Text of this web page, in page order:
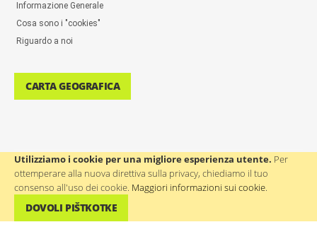
Utilizziamo i cookie per una migliore esperienza utente. Per
ottemperare alla nuova direttiva sulla privacy, chiediamo il tuo
consenso all'uso dei cookie. Maggiori informazioni sui cookie.
DOVOLI PIŠTKOTKE
Informazione Generale
Cosa sono i "cookies"
Riguardo a noi
CARTA GEOGRAFICA
ASSISTENZA AGLI UTENTI: ++386(0)4 580 67 55